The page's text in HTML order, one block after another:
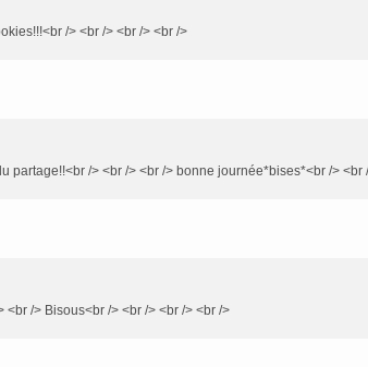
/> <br /> <br /> <br />
partage!!<br /> <br /> <br /> bonne journée*bises*<br /> <br
/> Bisous<br /> <br /> <br /> <br />